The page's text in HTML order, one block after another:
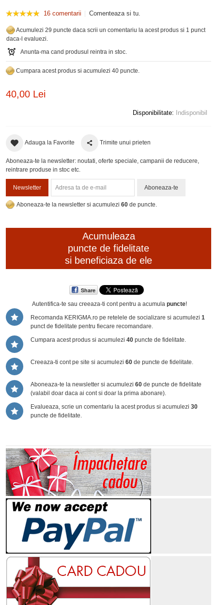
16 comentarii Comenteaza si tu.
Acumulezi 29 puncte daca scrii un comentariu la acest produs si 1 punct
daca-l evaluezi.
Anunta-ma cand produsul reintra in stoc.
Cumpara acest produs si acumulezi 40 puncte.
40,00 Lei
Disponibilitate: Indisponibil
Adauga la Favorite Trimite unui prieten
Aboneaza-te la newsletter: noutati, oferte speciale, campanii de reducere,
reintrare produse in stoc etc.
Newsletter Aboneaza-te
Aboneaza-te la newsletter si acumulezi 60 de puncte.
Acumuleaza
puncte de fidelitate
si beneficiaza de ele
Share
Autentifica-te sau creeaza-ti contpentru a acumula puncte!
Recomanda KERIGMA.ro pe retelele de socializare si acumulezi 1
punct de fidelitate pentru fiecare recomandare.
Cumpara acest produs si acumulezi 40 puncte de fidelitate.
Creeaza-ti cont pe site si acumulezi 60 de puncte de fidelitate.
Aboneaza-te la newsletter si acumulezi 60 de puncte de fidelitate
(valabil doar daca ai cont si doar la prima abonare).
Evalueaza, scrie un comentariu la acest produs si acumulezi 30
puncte de fidelitate.